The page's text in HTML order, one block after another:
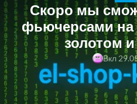
Скоро мы
фьючерсами на
золотом
Вкл
Шанхайская фьючерсная биржа в
деривативов для токенов
Reuters. Эта новость появилась